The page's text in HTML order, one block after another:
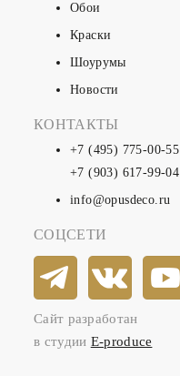
Обои
Краски
Шоурумы
Новости
КОНТАКТЫ
+7 (495) 775-00-55
+7 (903) 617-99-04
info@opusdeco.ru
СОЦСЕТИ
Сайт разработан
в студии E-produce